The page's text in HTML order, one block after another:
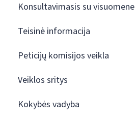
Konsultavimasis su visuomene
Teisinė informacija
Peticijų komisijos veikla
Veiklos sritys
Kokybės vadyba